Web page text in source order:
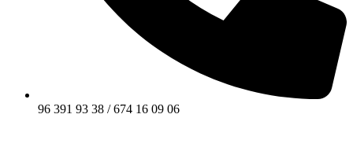
96 391 93 38 / 674 16 09 06